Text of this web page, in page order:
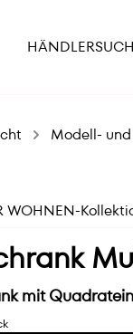
Modell-
WOHNEN-
mit